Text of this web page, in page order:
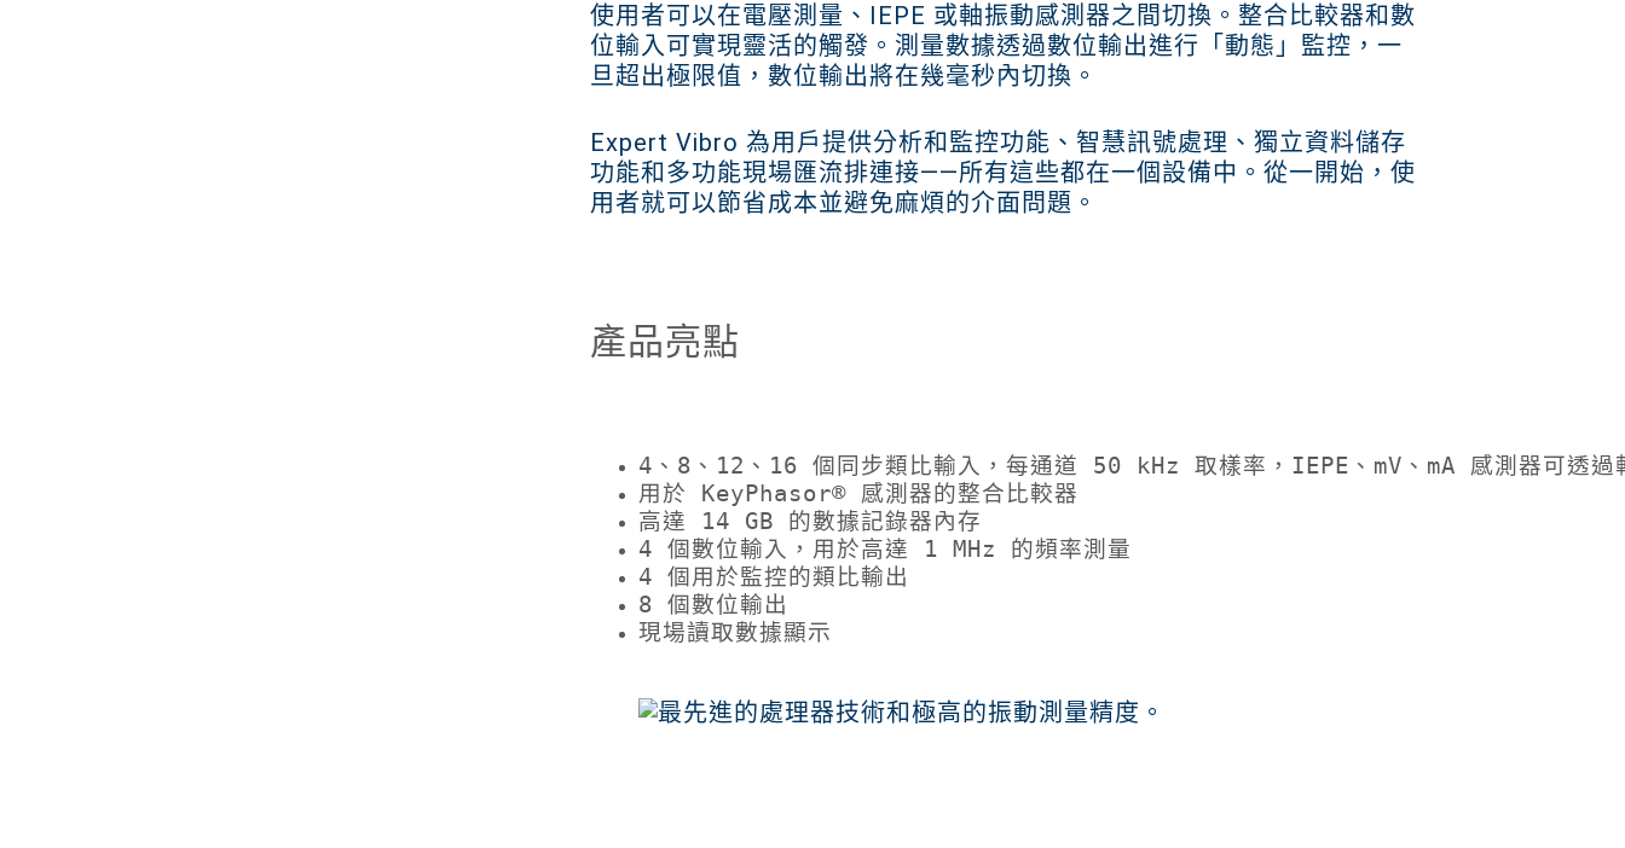
使用者可以在電壓測量、IEPE 或軸振動感測器之間切換。整合比較器和數
位輸入可實現靈活的觸發。測量數據透過數位輸出進行「動態」監控，一
旦超出極限值，數位輸出將在幾毫秒內切換。
Expert Vibro 為用戶提供分析和監控功能、智慧訊號處理、獨立資料儲存
功能和多功能現場匯流排連接——所有這些都在一個設備中。從一開始，使
用者就可以節省成本並避免麻煩的介面問題。
產品亮點
4、8、12、16 個同步類比輸入，每通道 50 kHz 取樣率，IEPE、mV、mA 感測器可透過
用於 KeyPhasor® 感測器的整合比較器
高達 14 GB 的數據記錄器內存
4 個數位輸入，用於高達 1 MHz 的頻率測量
4 個用於監控的類比輸出
8 個數位輸出
現場讀取數據顯示